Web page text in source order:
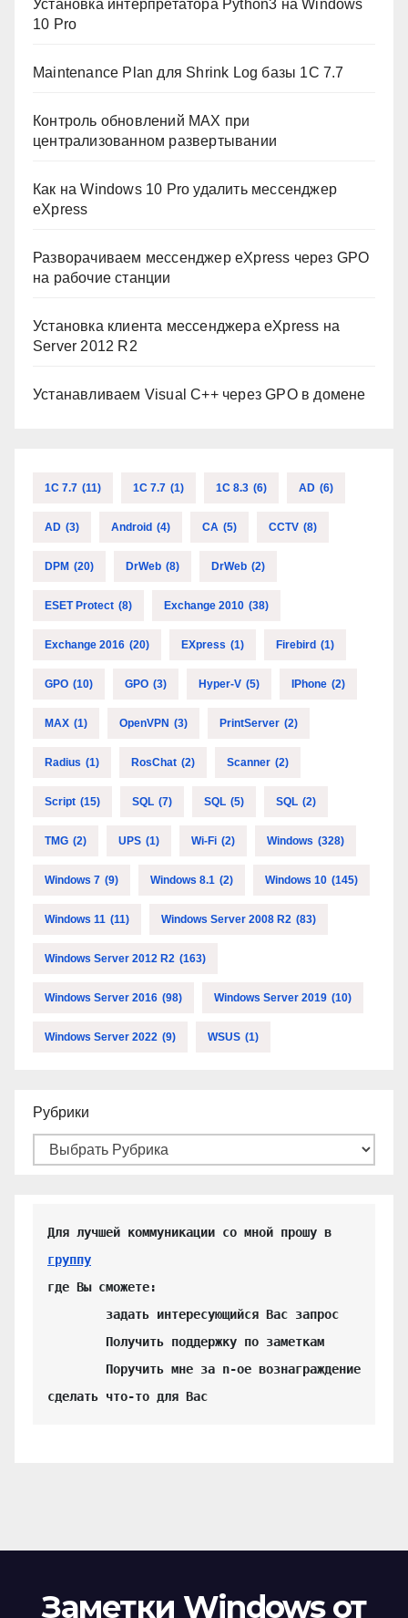
Установка интерпретатора Python3 на Windows
10 Pro
Maintenance Plan для Shrink Log базы 1C 7.7
Контроль обновлений MAX при
централизованном развертывании
Как на Windows 10 Pro удалить мессенджер
eXpress
Разворачиваем мессенджер eXpress через GPO
на рабочие станции
Установка клиента мессенджера eXpress на
Server 2012 R2
Устанавливаем Visual C++ через GPO в домене
1C 7.7 (11) 1C 7.7 (1) 1C 8.3 (6) AD (6)
AD (3) Android (4) CA (5) CCTV (8)
DPM (20) DrWeb (8) DrWeb (2)
ESET Protect (8) Exchange 2010 (38)
Exchange 2016 (20) EXpress (1) Firebird (1)
GPO (10) GPO (3) Hyper-V (5) IPhone (2)
MAX (1) OpenVPN (3) PrintServer (2)
Radius (1) RosChat (2) Scanner (2)
Script (15) SQL (7) SQL (5) SQL (2)
TMG (2) UPS (1) Wi-Fi (2) Windows (328)
Windows 7 (9) Windows 8.1 (2) Windows 10 (145)
Windows 11 (11) Windows Server 2008 R2 (83)
Windows Server 2012 R2 (163)
Windows Server 2016 (98) Windows Server 2019 (10)
Windows Server 2022 (9) WSUS (1)
Рубрики
группу
где Вы сможете:
сделать что-то для Вас
Заметки Windows от